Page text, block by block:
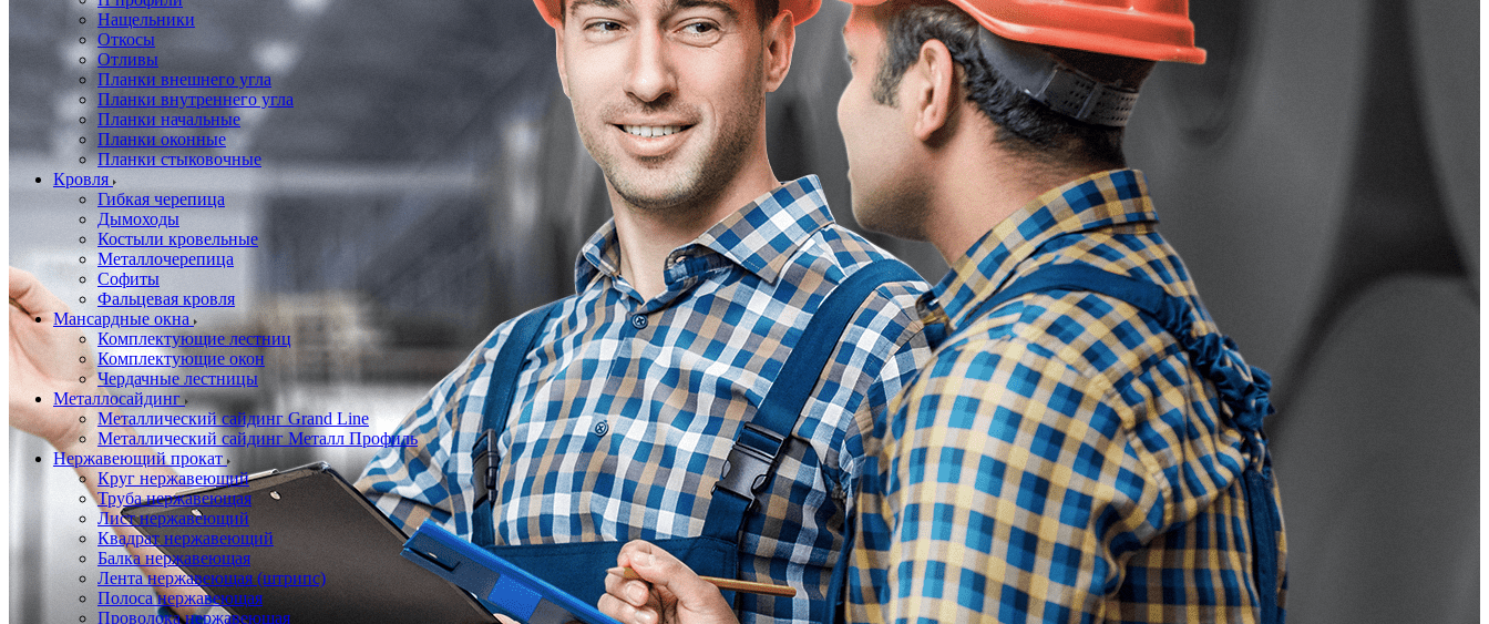
Нащельники
Откосы
Отливы
Планки внешнего угла
Планки внутреннего угла
Планки начальные
Планки оконные
Планки стыковочные
Кровля
Гибкая черепица
Дымоходы
Костыли кровельные
Металлочерепица
Софиты
Фальцевая кровля
Мансардные окна
Комплектующие лестниц
Комплектующие окон
Чердачные лестницы
Металлосайдинг
Металлический сайдинг Grand Line
Металлический сайдинг Металл Профиль
Нержавеющий прокат
Круг нержавеющий
Труба нержавеющая
Лист нержавеющий
Квадрат нержавеющий
Балка нержавеющая
Лента нержавеющая (штрипс)
Полоса нержавеющая
Проволока нержавеющая